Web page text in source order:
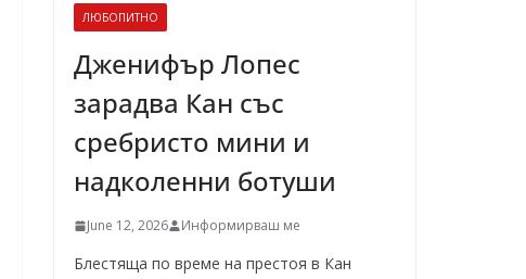
ЛЮБОПИТНО
Дженифър Лопес
зарадва Кан със
сребристо мини и
надколенни ботуши
June 12, 2026 Информирваш ме
Блестяща по време на престоя в Кан